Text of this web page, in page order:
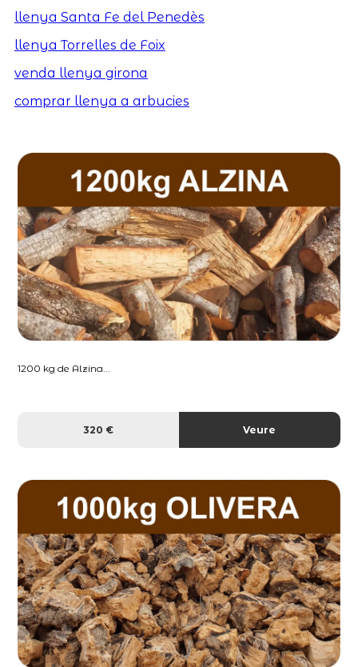
llenya Santa Fe del Penedès
llenya Torrelles de Foix
venda llenya girona
comprar llenya a arbucies
1200 kg de Alzina...
320 € Veure